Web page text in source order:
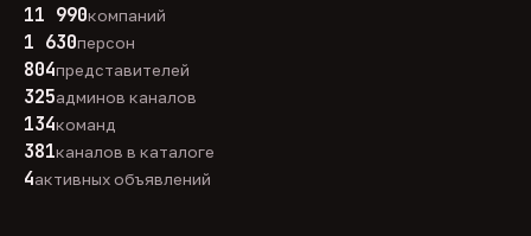
11 990компаний
1 630персон
804представителей
325админов каналов
134команд
381каналов в каталоге
4активных объявлений